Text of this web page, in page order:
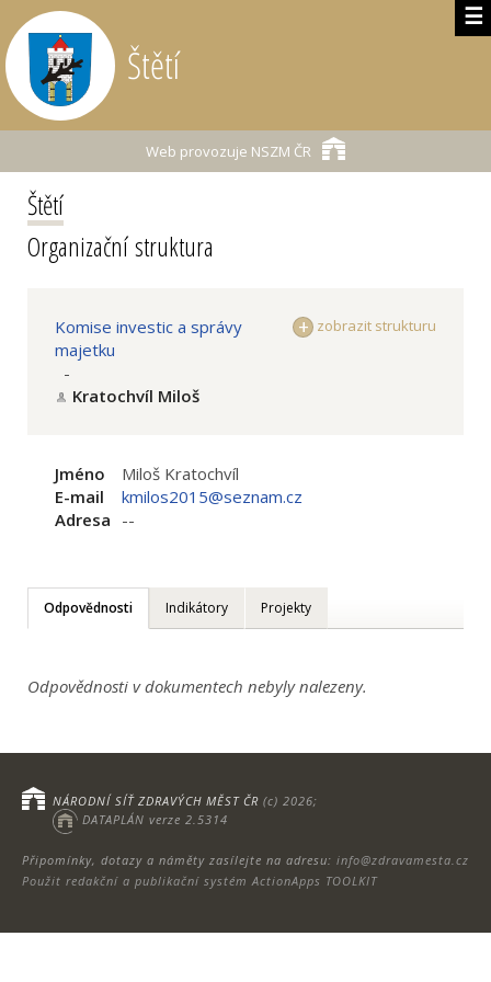
☰
Štětí
Web provozuje NSZM ČR
Štětí
Organizační struktura
zobrazit strukturu
Komise investic a správy
majetku
-
Kratochvíl Miloš
Jméno
Miloš Kratochvíl
E-mail
kmilos2015@seznam.cz
Adresa --
Odpovědnosti Indikátory Projekty
Odpovědnosti v dokumentech nebyly nalezeny.
Připomínky, dotazy a náměty zasílejte na adresu: info@zdravamesta.cz
Použit redakční a publikační systém ActionApps TOOLKIT
NÁRODNÍ SÍŤ ZDRAVÝCH MĚST ČR (c) 2026;
DATAPLÁN verze 2.5314